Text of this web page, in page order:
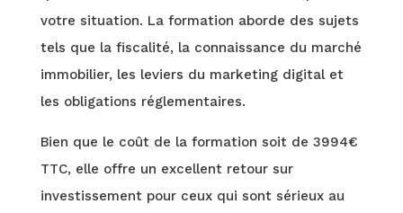
votre situation. La formation aborde des sujets
tels que la fiscalité, la connaissance du marché
immobilier, les leviers du marketing digital et
les obligations réglementaires.
Bien que le coût de la formation soit de 3994€
TTC, elle offre un excellent retour sur
investissement pour ceux qui sont sérieux au